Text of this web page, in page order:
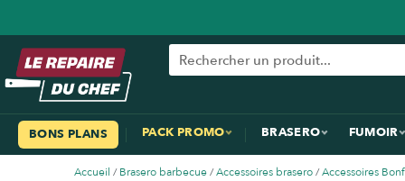
BONS PLANS PACK PROMO BRASERO FUMOIR
Accueil /Brasero barbecue/Accessoires brasero/Accessoires